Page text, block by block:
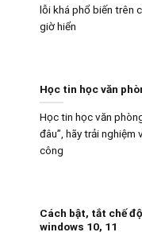
lỗi khá phổ biến trên
giờ hiển
Học tin học văn
Học tin học văn
đâu”, hãy trải nghiệm
công
Cách bật, tắt chế
windows 10, 11